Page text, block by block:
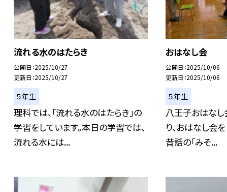
流れる水のはたらき
公開日 2025/10/27
更新日 2025/10/27
５年生
理科では、「流れる水のはたらき」の
学習をしています。本日の学習では、
流れる水には...
おはなし会
公開日 2025/10/06
更新日 2025/10/06
５年生
八王子おはなし
り、おはなし会
昔話の「みそ...